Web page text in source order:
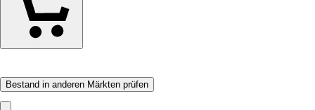
Bestand in anderen Märkten prüfen